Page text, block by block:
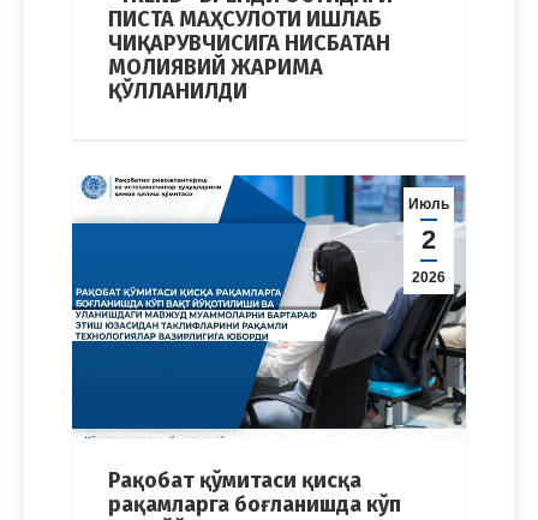
ПИСТА МАҲСУЛОТИ ИШЛАБ
ЧИҚАРУВЧИСИГА НИСБАТАН
МОЛИЯВИЙ ЖАРИМА
ҚЎЛЛАНИЛДИ
Июль
2
2026
Рақобат қўмитаси қисқа
рақамларга боғланишда кўп